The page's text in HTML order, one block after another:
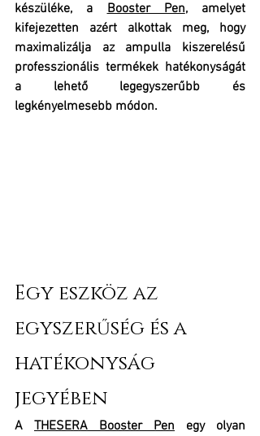
készüléke, a Booster Pen, amelyet
kifejezetten azért alkottak meg, hogy
maximalizálja az ampulla kiszerelésű
professzionális termékek hatékonyságát
a lehető legegyszerűbb és
legkényelmesebb módon.
Egy eszköz az
egyszerűség és a
hatékonyság
jegyében
A THESERA Booster Pen egy olyan